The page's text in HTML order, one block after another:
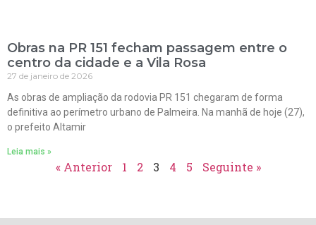
Obras na PR 151 fecham passagem entre o
centro da cidade e a Vila Rosa
27 de janeiro de 2026
As obras de ampliação da rodovia PR 151 chegaram de forma
definitiva ao perímetro urbano de Palmeira. Na manhã de hoje (27),
o prefeito Altamir
Leia mais »
« Anterior 1 2 3 4 5 Seguinte »